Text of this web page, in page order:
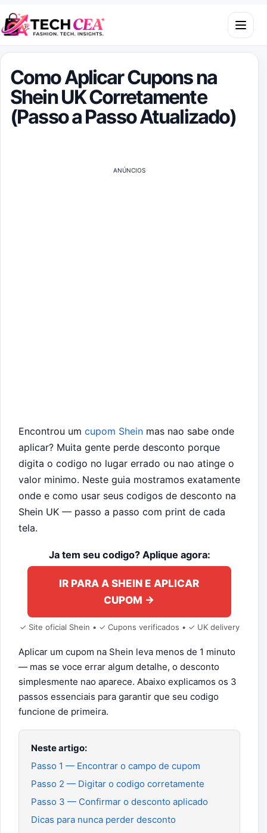
Skip to content
Open
Como Aplicar Cupons na
Shein UK Corretamente
(Passo a Passo Atualizado)
ANÚNCIOS
Encontrou um cupom Shein mas nao sabe onde
aplicar? Muita gente perde desconto porque
digita o codigo no lugar errado ou nao atinge o
valor minimo. Neste guia mostramos exatamente
onde e como usar seus codigos de desconto na
Shein UK — passo a passo com print de cada
tela.
Ja tem seu codigo? Aplique agora:
IR PARA A SHEIN E APLICAR
CUPOM →
✓ Site oficial Shein • ✓ Cupons verificados • ✓ UK delivery
Aplicar um cupom na Shein leva menos de 1 minuto
— mas se voce errar algum detalhe, o desconto
simplesmente nao aparece. Abaixo explicamos os 3
passos essenciais para garantir que seu codigo
funcione de primeira.
Neste artigo:
Passo 1 — Encontrar o campo de cupom
Passo 2 — Digitar o codigo corretamente
Passo 3 — Confirmar o desconto aplicado
Dicas para nunca perder desconto